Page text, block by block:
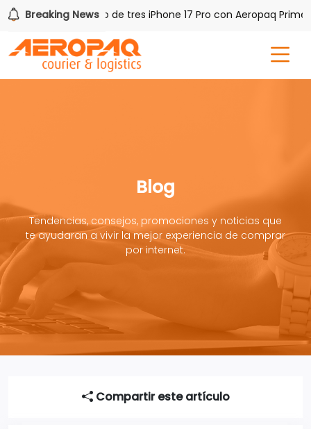
Breaking News
Gana uno de tres iPhone 17 Pro con Aeropaq Prime
Blog
Tendencias, consejos, promociones y noticias que
te ayudaran a vivir la mejor experiencia de comprar
por internet.
Compartir este artículo